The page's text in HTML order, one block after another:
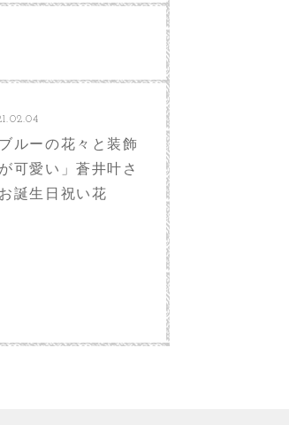
ブルーの花々と装飾
可愛い」蒼井叶さ
誕生日祝い花